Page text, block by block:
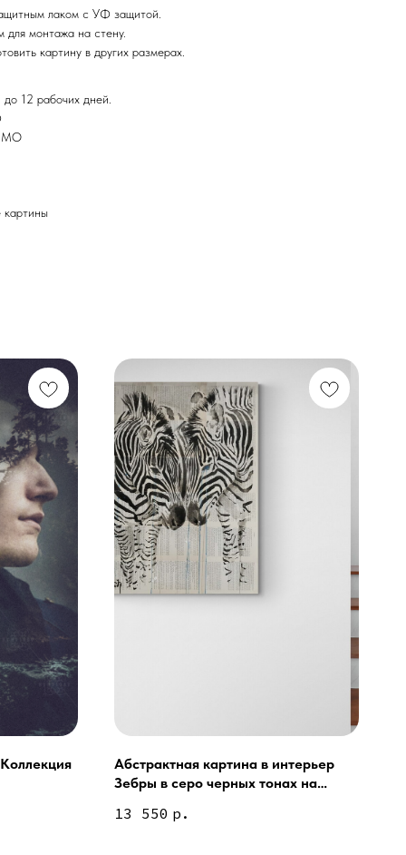
лаком с УФ защитой.
для монтажа на стену.
картину в других размерах.
12 рабочих дней.
МО
Абстрактная картина в интерьер
Зебры в серо черных тонах на
13 550 р.
и мебели (Доставка по РФ )